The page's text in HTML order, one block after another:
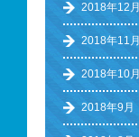
2018年12月
2018年11月
2018年10月
2018年9月